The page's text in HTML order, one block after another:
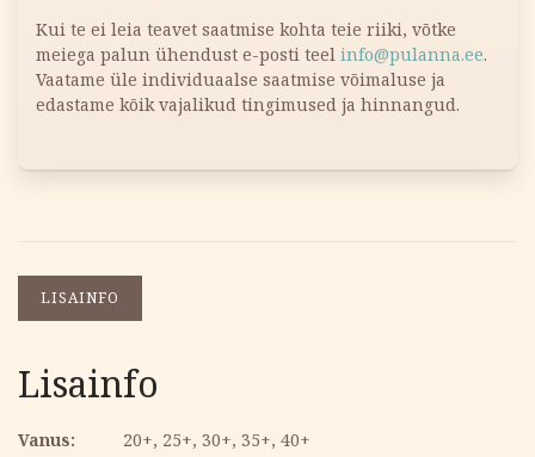
Kui te ei leia teavet saatmise kohta teie riiki, võtke
meiega palun ühendust e-posti teel info@pulanna.ee.
Vaatame üle individuaalse saatmise võimaluse ja
edastame kõik vajalikud tingimused ja hinnangud.
LISAINFO
Lisainfo
Vanus
20+, 25+, 30+, 35+, 40+